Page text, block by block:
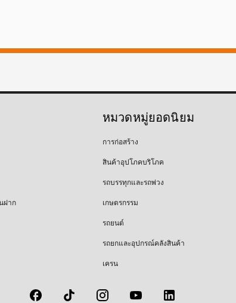
ฝาก
หมวดหมู่ยอดนิยม
การก่อสร้าง
สินค้าอุปโภคบริโภค
รถบรรทุกและรถพ่วง
เกษตรกรรม
รถยนต์
รถยกและอุปกรณ์คลังสินค้า
เครน